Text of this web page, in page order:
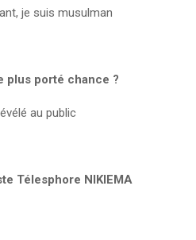
je suis musulman
plus porté chance ?
au public
Télesphore NIKIEMA